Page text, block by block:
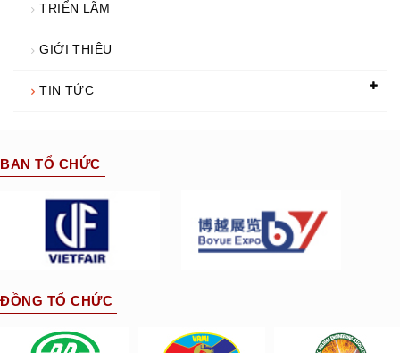
TRIỂN LÃM
GIỚI THIỆU
TIN TỨC
BAN TỔ CHỨC
ĐỒNG TỔ CHỨC